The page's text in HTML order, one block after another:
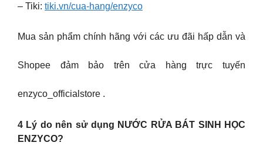
– Tiki: tiki.vn/cua-hang/enzyco
Mua sản phẩm chính hãng với các ưu đãi hấp dẫn và
Shopee đảm bảo trên cửa hàng trực tuyến
enzyco_officialstore .
4 Lý do nên sử dụng NƯỚC RỬA BÁT SINH HỌC
ENZYCO?